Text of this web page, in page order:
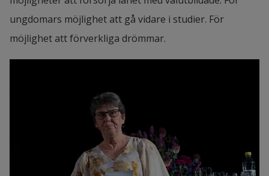
ungdomars möjlighet att gå vidare i studier. För
möjlighet att förverkliga drömmar.